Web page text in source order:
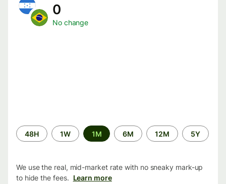
0
No change
Time
period
48H 1W 1M 6M 12M 5Y
We use the real, mid-market rate with no sneaky mark-up
to hide the fees. Learn more